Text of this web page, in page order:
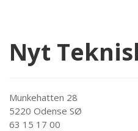
Nyt
Munkehatten 28
5220 Odense SØ
63 15 17 00